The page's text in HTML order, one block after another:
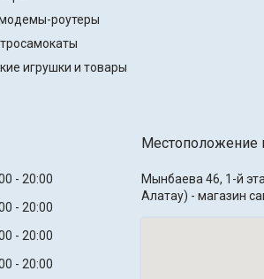
роутеры
игрушки и товары
20:00
20:00
20:00
20:00
Местоположение
Мынбаева 46, 1-й
Алатау) - магазин